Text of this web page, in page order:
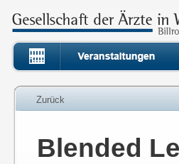
Zurück
Blended